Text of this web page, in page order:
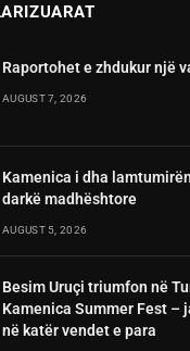
Raportohet e zhdukur një
AUGUST 7, 2026
Kamenica i dha
darkë madhështore
AUGUST 5, 2026
Besim Uruçi triumfon në
Kamenica Summer Fest –
në katër vendet e para